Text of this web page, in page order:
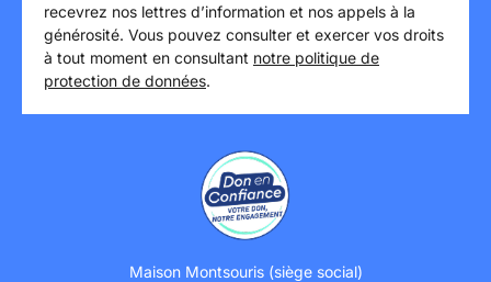
recevrez nos lettres d’information et nos appels à la
générosité. Vous pouvez consulter et exercer vos droits
à tout moment en consultant notre politique de
protection de données.
Maison Montsouris (siège social)